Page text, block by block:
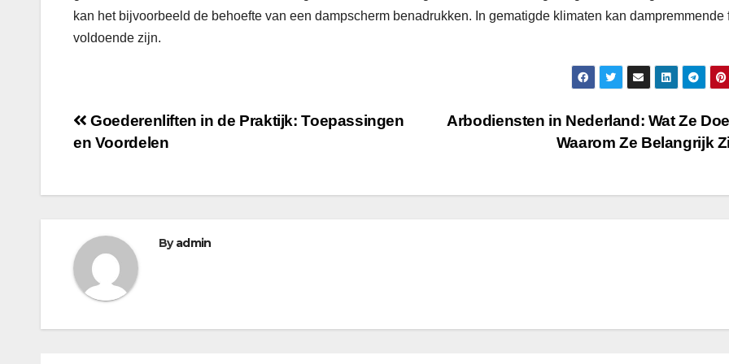
kan het bijvoorbeeld de behoefte van een dampscherm benadrukken. In gematigde klimaten kan dampremmende
voldoende zijn.
Post
Arbodiensten in Nederland: Wat Ze
Waarom Ze Belangrijk
Goederenliften in de Praktijk: Toepassingen
en Voordelen
Byadmin